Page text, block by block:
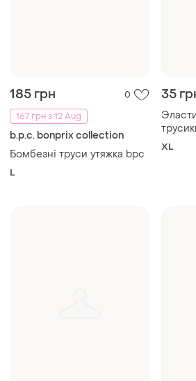
185 грн
0
167 грн з 12 Aug
b.p.c. bonprix collection
Бомбезні труси утяжка bpc
L
35
XL